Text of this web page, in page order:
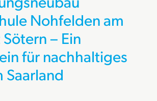
Nohfelden am
– Ein
für nachhaltiges
Saarland